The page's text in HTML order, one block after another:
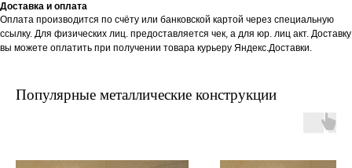
Доставка и оплата
Оплата производится по счёту или банковской картой через специальную
ссылку. Для физических лиц. предоставляется чек, а для юр. лиц акт. Доставку
вы можете оплатить при получении товара курьеру Яндекс.Доставки.
Популярные металлические конструкции